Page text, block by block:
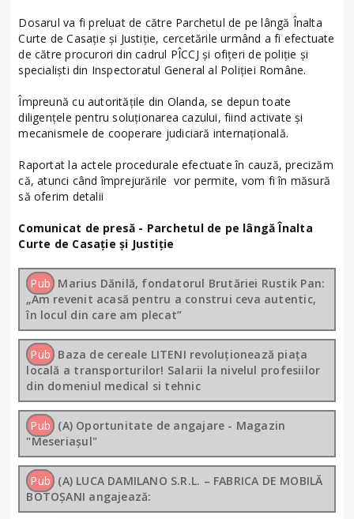
Dosarul va fi preluat de către Parchetul de pe lângă Înalta
Curte de Casație și Justiție, cercetările urmând a fi efectuate
de către procurori din cadrul PÎCCJ și ofițeri de poliție și
specialiști din Inspectoratul General al Poliției Române.
Împreună cu autoritățile din Olanda, se depun toate
diligențele pentru soluționarea cazului, fiind activate și
mecanismele de cooperare judiciară internațională.
Raportat la actele procedurale efectuate în cauză, precizăm
că, atunci când împrejurările vor permite, vom fi în măsură
să oferim detalii
Comunicat de presă - Parchetul de pe lângă Înalta
Curte de Casație și Justiție
Pub Marius Dănilă, fondatorul Brutăriei Rustik Pan:
„Am revenit acasă pentru a construi ceva autentic,
în locul din care am plecat”
Pub Baza de cereale LITENI revoluționează piața
locală a transporturilor! Salarii la nivelul profesiilor
din domeniul medical si tehnic
Pub (A) Oportunitate de angajare - Magazin
"Meseriașul"
Pub (A) LUCA DAMILANO S.R.L. – FABRICA DE MOBILĂ
BOTOȘANI angajează: